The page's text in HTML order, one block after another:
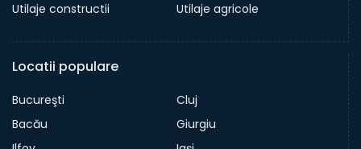
Utilaje constructii
Utilaje agricole
Locatii populare
Bucureşti
Cluj
Bacău
Giurgiu